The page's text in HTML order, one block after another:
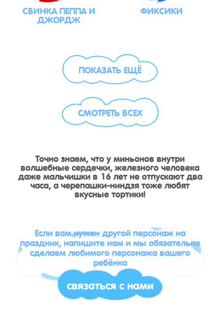
СВИНКА ПЕППА И
ДЖОРДЖ ФИКСИКИ
ПОКАЗАТЬ ЕЩЁ
СМОТРЕТЬ ВСЕХ
Точно знаем, что у миньонов внутри
волшебные сердечки, железного человека
даже мальчишки в 16 лет не отпускают два
часа, а черепашки-ниндзя тоже любят
вкусные тортики!
Если вам нужен другой персонаж на
праздник, напишите нам и мы обязательно
сделаем любимого персонажа вашего
ребёнка
связаться с нами